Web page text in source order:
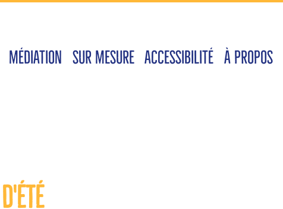
MÉDIATION SUR MESURE ACCESSIBILITÉ À PROPOS